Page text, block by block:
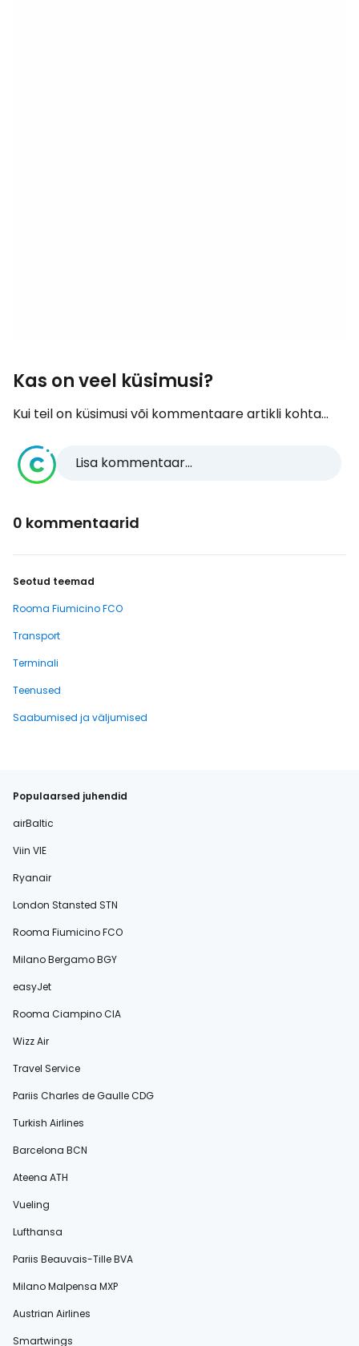
Kas on veel küsimusi?
Kui teil on küsimusi või kommentaare artikli kohta...
Lisa kommentaar...
0 kommentaarid
Seotud teemad
Rooma Fiumicino FCO
Transport
Terminali
Teenused
Saabumised ja väljumised
Populaarsed juhendid
airBaltic
Viin VIE
Ryanair
London Stansted STN
Rooma Fiumicino FCO
Milano Bergamo BGY
easyJet
Rooma Ciampino CIA
Wizz Air
Travel Service
Pariis Charles de Gaulle CDG
Turkish Airlines
Barcelona BCN
Ateena ATH
Vueling
Lufthansa
Pariis Beauvais-Tille BVA
Milano Malpensa MXP
Austrian Airlines
Smartwings